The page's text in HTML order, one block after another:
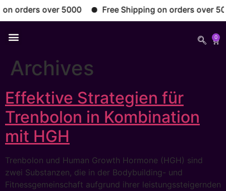
orders over 5000 Free Shipping on orders over 5000
0
Archives
Effektive Strategien für
Trenbolon in Kombination
mit HGH
Trenbolon und Human Growth Hormone (HGH) sind
zwei Substanzen, die in der Bodybuilding- und
Fitnessgemeinschaft aufgrund ihrer leistungssteigernden